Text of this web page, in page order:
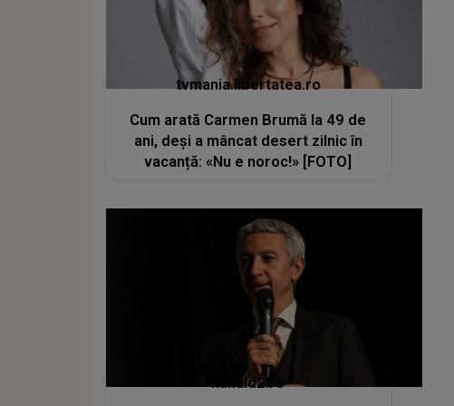
tvmania.libertatea.ro
Cum arată Carmen Brumă la 49 de
ani, deși a mâncat desert zilnic în
vacanță: «Nu e noroc!» [FOTO]
kanald2.ro